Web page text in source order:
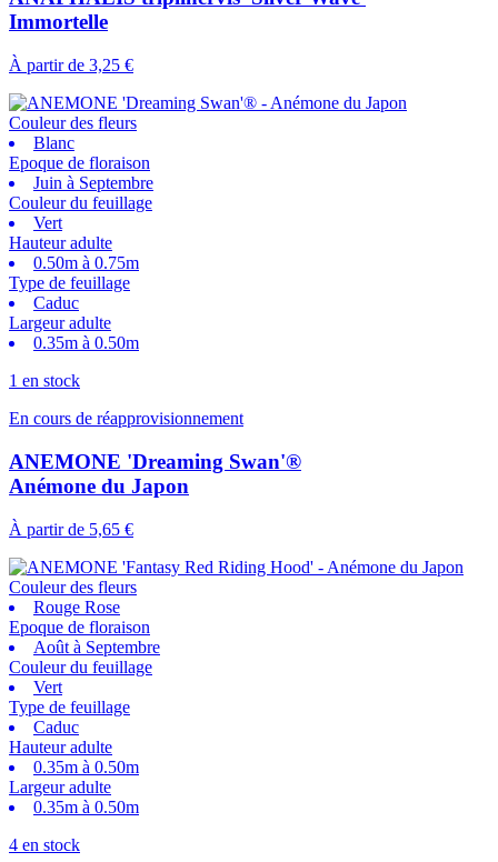
Immortelle
À partir de 3,25 €
Couleur des fleurs
Blanc
Epoque de floraison
Juin à Septembre
Couleur du feuillage
Vert
Hauteur adulte
0.50m à 0.75m
Type de feuillage
Caduc
Largeur adulte
0.35m à 0.50m
1 en stock
En cours de réapprovisionnement
ANEMONE 'Dreaming Swan'®
Anémone du Japon
À partir de 5,65 €
Couleur des fleurs
Rouge Rose
Epoque de floraison
Août à Septembre
Couleur du feuillage
Vert
Type de feuillage
Caduc
Hauteur adulte
0.35m à 0.50m
Largeur adulte
0.35m à 0.50m
4 en stock